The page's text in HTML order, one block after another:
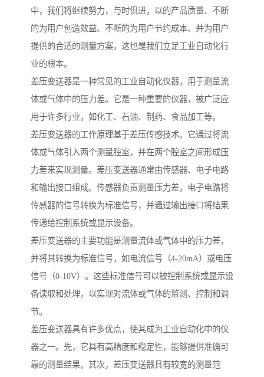
中，我们将继续努力，与时俱进，以的产品质量、不断
的为用户创造效益、不断的为用户节约成本、并为用户
提供的合适的测量方案，这也是我们立足工业自动化行
业的根本。
差压变送器是一种常见的工业自动化仪器，用于测量流
体或气体中的压力差。它是一种重要的仪器，被广泛应
用于许多行业，如化工、石油、制药、食品加工等。
差压变送器的工作原理基于差压传感技术。它通过将流
体或气体引入两个测量腔室，并在两个腔室之间形成压
力差来实现测量。差压变送器通常由传感器、电子电路
和输出接口组成。传感器负责测量压力差，电子电路将
传感器的信号转换为标准信号，并通过输出接口将结果
传递给控制系统或显示设备。
差压变送器的主要功能是测量流体或气体中的压力差，
并将其转换为标准信号，如电流信号（4-20mA）或电压
信号（0-10V）。这些标准信号可以被控制系统或显示设
备读取和处理，以实现对流体或气体的监测、控制和调
节。
差压变送器具有许多优点，使其成为工业自动化中的仪
器之一。先，它具有高精度和稳定性，能够提供准确可
靠的测量结果。其次，差压变送器具有较宽的测量范